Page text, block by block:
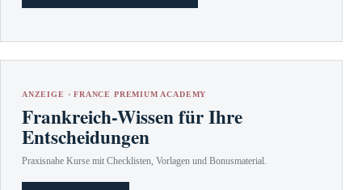
ANZEIGE · FRANCE PREMIUM ACADEMY
Frankreich-Wissen für Ihre
Entscheidungen
Praxisnahe Kurse mit Checklisten, Vorlagen und Bonusmaterial.